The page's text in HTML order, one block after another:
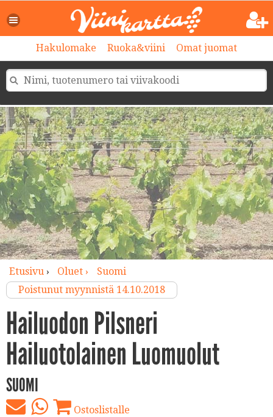
Hakulomake Ruoka&viini Omat juomat
Etusivu› Oluet ›
Suomi
Poistunut myynnistä 14.10.2018
Hailuodon Pilsneri
Hailuotolainen Luomuolut
SUOMI
Ostoslistalle